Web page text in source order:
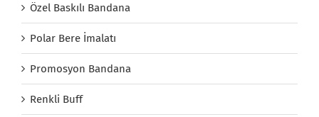
Özel Baskılı Bandana
Polar Bere İmalatı
Promosyon Bandana
Renkli Buff